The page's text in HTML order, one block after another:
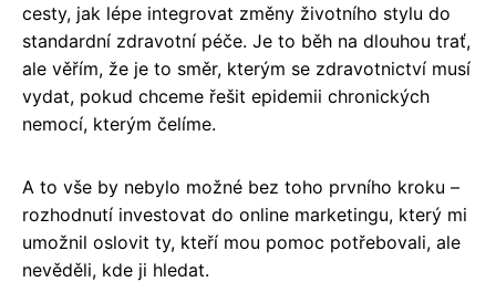
cesty, jak lépe integrovat změny životního stylu do
standardní zdravotní péče. Je to běh na dlouhou trať,
ale věřím, že je to směr, kterým se zdravotnictví musí
vydat, pokud chceme řešit epidemii chronických
nemocí, kterým čelíme.
A to vše by nebylo možné bez toho prvního kroku –
rozhodnutí investovat do online marketingu, který mi
umožnil oslovit ty, kteří mou pomoc potřebovali, ale
nevěděli, kde ji hledat.